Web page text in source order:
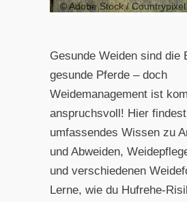
© Adobe Stock / Countrypixel
Gesunde Weiden sind die
gesunde Pferde – doch
Weidemanagement ist
anspruchsvoll! Hier
umfassendes Wissen zu
und Abweiden,
und verschiedenen
Lerne, wie du Hufrehe-